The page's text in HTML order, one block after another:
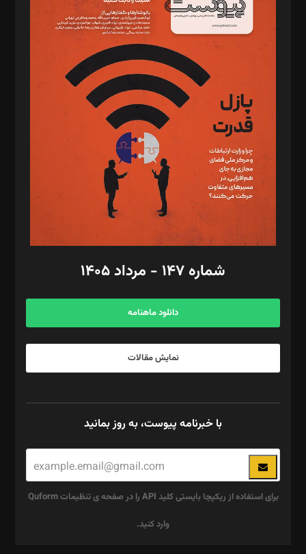
د‌بیر خدمت و تجارت: ابوالفضل رجبی
د‌بیر حقوق فناوری: حسام‌الدین ایپکچی
د‌بیر پیوست جهان: مینا پاکدل
د‌بیر تحریریه آنلاین: بابک نقاش
تحریریه‌: مجتبی محمود‌ی، آرش برهمند، یسنا امان‌پور، سروش کرمیان،
مصطفی مسجدی آرانی، ابوالفضل رجبی، زهرا فکرانه، فائزه فتحی
رستمی،مصطفی باستان
ویرایش: نگار استاد‌‌آقا
طراح یونیفرم: مجید توکلی
فیلمبرداری و عکاسی: امیر شفیعی، مانی لطفی زاده
گرافیک و صفحه‌آرایی: سید‌سبحان‌علی ثابت
مد‌یر توسعه تجاری: کامبیز برید‌
امور مالی: شاپور رهبری، محمد‌ کاظمی‌نیا
آگهی و مشترکین: ۰۹۱۹۹۹۹۰۴۵۴
شماره ۱۴۷ - مرداد ۱۴۰۵
دانلود ماهنامه
نمایش مقالات
با خبرنامه پیوست، به روز بمانید
برای استفاده از ریکپچا بایستی کلید API را در صفحه ی تنظیمات Quform
وارد کنید.